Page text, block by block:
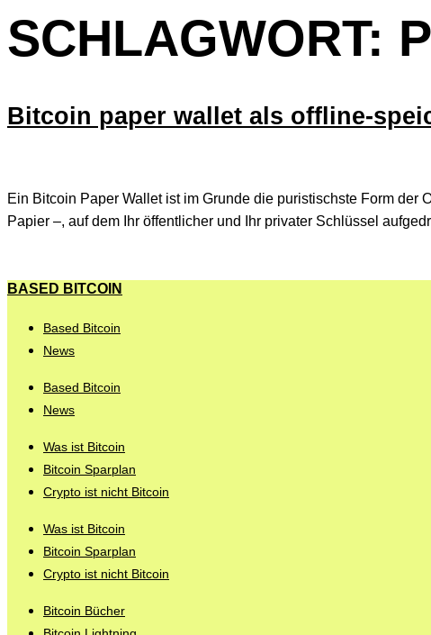
SCHLAGWORT:
Bitcoin paper wallet als offline-
Ein Bitcoin Paper Wallet ist im Grunde die puristischste Form
Papier –, auf dem Ihr öffentlicher und Ihr privater Schlüssel
BASED BITCOIN
Based Bitcoin
News
Based Bitcoin
News
Was ist Bitcoin
Bitcoin Sparplan
Crypto ist nicht Bitcoin
Was ist Bitcoin
Bitcoin Sparplan
Crypto ist nicht Bitcoin
Bitcoin Bücher